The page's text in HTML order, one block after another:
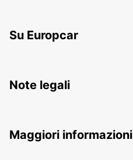
Su Europcar
Note legali
Maggiori informazioni